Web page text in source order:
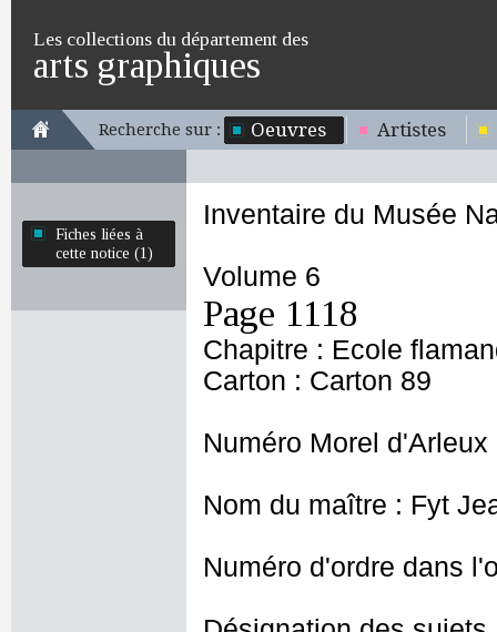
Les collections du département des
arts graphiques
Recherche sur : Oeuvres Artistes
Fiches liées à
cette notice (1)
Inventaire du Musée
Volume 6
Page 1118
Chapitre : Ecole
Carton : Carton 89
Numéro Morel d'Arleux
Nom du maître : Fyt
Numéro d'ordre dans